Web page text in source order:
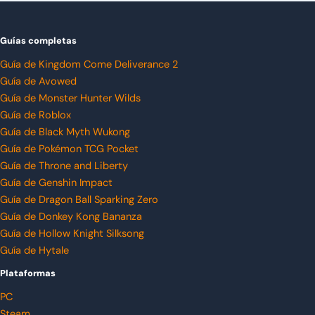
Guías completas
Guía de Kingdom Come Deliverance 2
Guía de Avowed
Guía de Monster Hunter Wilds
Guía de Roblox
Guía de Black Myth Wukong
Guía de Pokémon TCG Pocket
Guía de Throne and Liberty
Guía de Genshin Impact
Guía de Dragon Ball Sparking Zero
Guía de Donkey Kong Bananza
Guía de Hollow Knight Silksong
Guía de Hytale
Plataformas
PC